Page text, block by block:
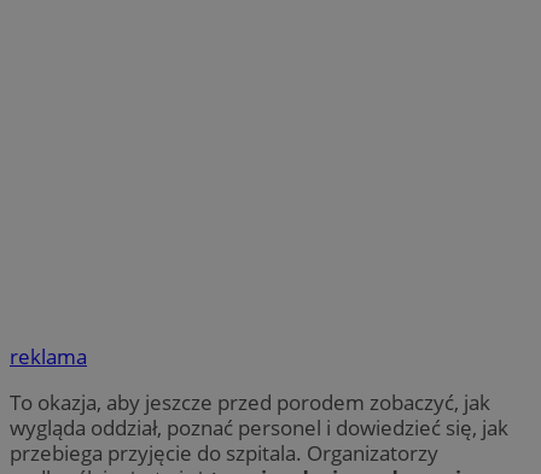
reklama
To okazja, aby jeszcze przed porodem zobaczyć, jak
wygląda oddział, poznać personel i dowiedzieć się, jak
przebiega przyjęcie do szpitala. Organizatorzy